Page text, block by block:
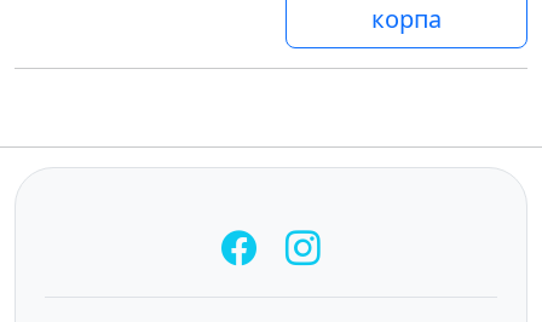
корпа